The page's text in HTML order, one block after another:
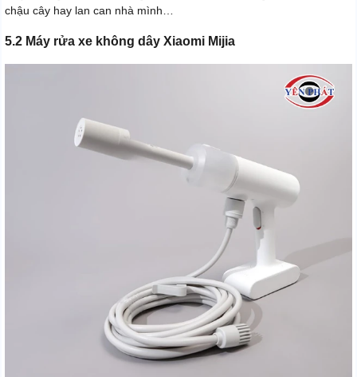
chậu cây hay lan can nhà mình…
5.2 Máy rửa xe không dây Xiaomi Mijia